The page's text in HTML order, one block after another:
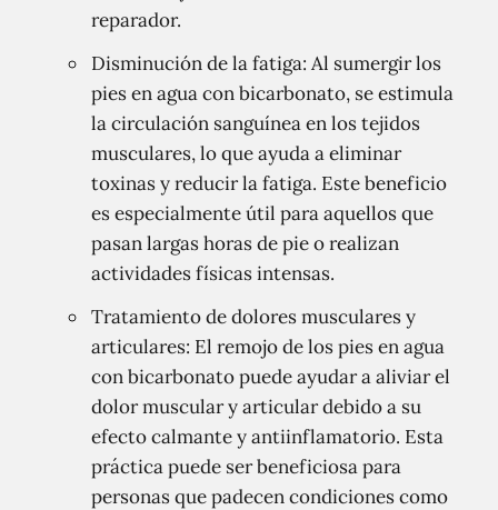
reparador.
Disminución de la fatiga: Al sumergir los
pies en agua con bicarbonato, se estimula
la circulación sanguínea en los tejidos
musculares, lo que ayuda a eliminar
toxinas y reducir la fatiga. Este beneficio
es especialmente útil para aquellos que
pasan largas horas de pie o realizan
actividades físicas intensas.
Tratamiento de dolores musculares y
articulares: El remojo de los pies en agua
con bicarbonato puede ayudar a aliviar el
dolor muscular y articular debido a su
efecto calmante y antiinflamatorio. Esta
práctica puede ser beneficiosa para
personas que padecen condiciones como